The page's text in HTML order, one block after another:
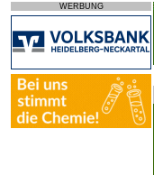
WERBUNG